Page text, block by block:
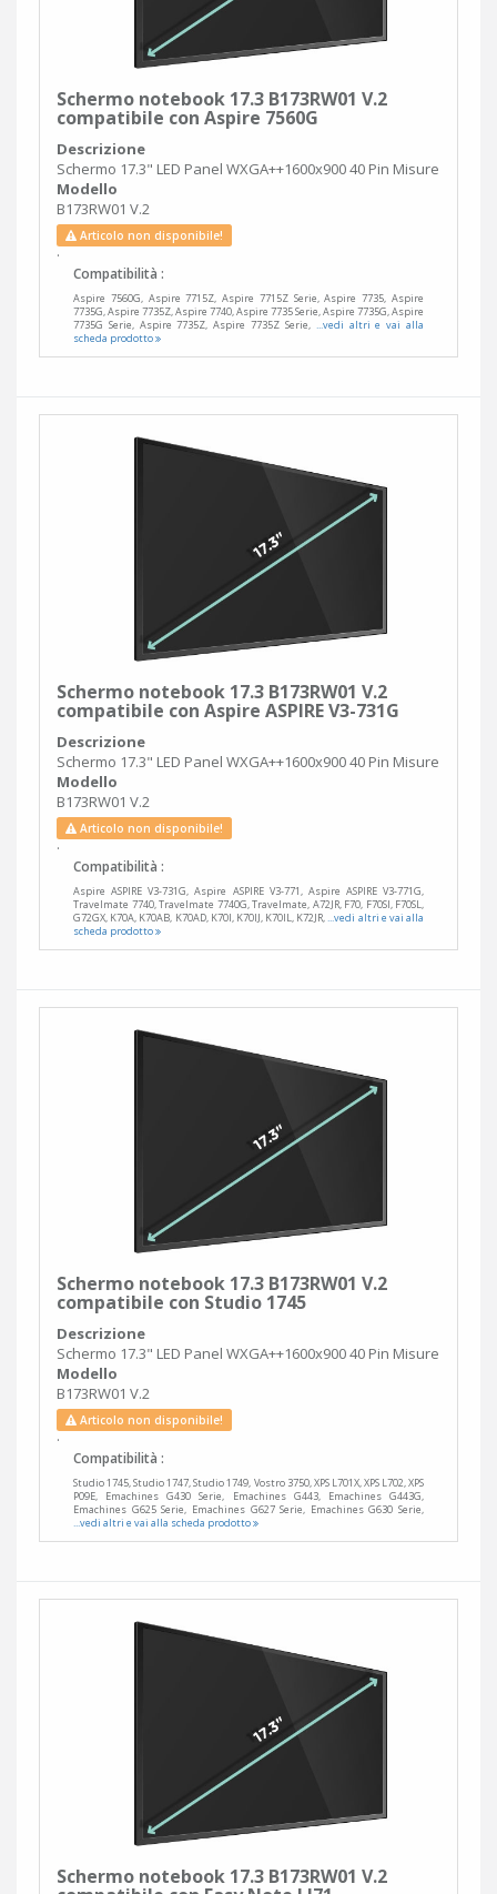
Schermo notebook 17.3 B173RW01 V.2
compatibile con Aspire 7560G
Descrizione
Schermo 17.3" LED Panel WXGA++1600x900 40 Pin Misure
Modello
B173RW01 V.2
Articolo non disponibile!
.
Compatibilità :
Aspire 7560G, Aspire 7715Z, Aspire 7715Z Serie, Aspire 7735, Aspire
7735G, Aspire 7735Z, Aspire 7740, Aspire 7735 Serie, Aspire 7735G, Aspire
7735G Serie, Aspire 7735Z, Aspire 7735Z Serie, ...vedi altri e vai alla
scheda prodotto
Schermo notebook 17.3 B173RW01 V.2
compatibile con Aspire ASPIRE V3-731G
Descrizione
Schermo 17.3" LED Panel WXGA++1600x900 40 Pin Misure
Modello
B173RW01 V.2
Articolo non disponibile!
.
Compatibilità :
Aspire ASPIRE V3-731G, Aspire ASPIRE V3-771, Aspire ASPIRE V3-771G,
Travelmate 7740, Travelmate 7740G, Travelmate, A72JR, F70, F70SI, F70SL,
G72GX, K70A, K70AB, K70AD, K70I, K70IJ, K70IL, K72JR,...vedi altri e vai alla
scheda prodotto
Schermo notebook 17.3 B173RW01 V.2
compatibile con Studio 1745
Descrizione
Schermo 17.3" LED Panel WXGA++1600x900 40 Pin Misure
Modello
B173RW01 V.2
Articolo non disponibile!
.
Compatibilità :
Studio 1745, Studio 1747, Studio 1749, Vostro 3750, XPS L701X, XPS L702, XPS
P09E, Emachines G430 Serie, Emachines G443, Emachines G443G,
Emachines G625 Serie, Emachines G627 Serie, Emachines G630 Serie,
...vedi altri e vai alla scheda prodotto
Schermo notebook 17.3 B173RW01 V.2